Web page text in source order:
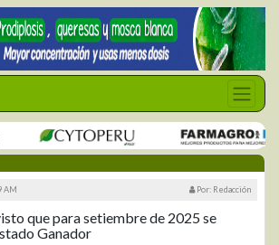
AM Por: Redacción
que para setiembre de 2025 se
Ganador